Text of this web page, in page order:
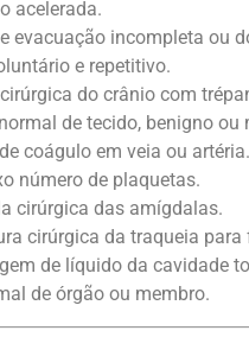
acelerada.
evacuação incompleta ou
e repetitivo.
do crânio com
de tecido, benigno ou
coágulo em veia ou artéria.
número de plaquetas.
cirúrgica das amígdalas.
cirúrgica da traqueia
de líquido da cavidade
de órgão ou membro.